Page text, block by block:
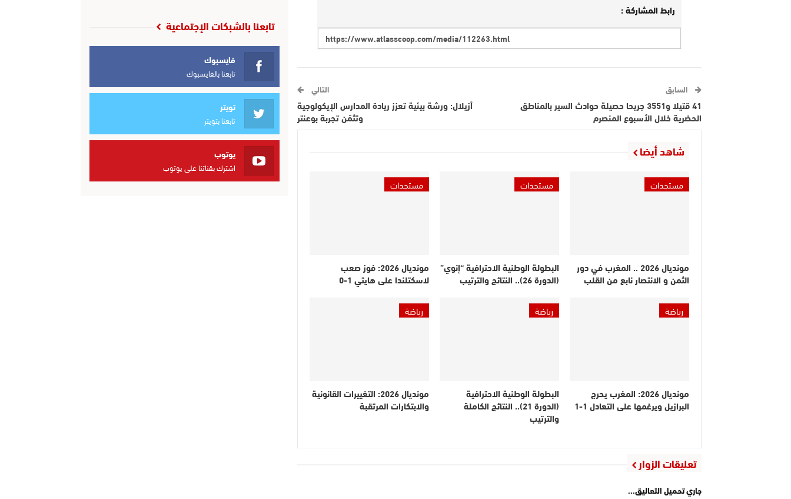
رابط المشاركة :
السابق
41 قتيلا و3551 جريحا حصيلة حوادث السير بالمناطق
الحضرية خلال الأسبوع المنصرم
التالي
أزيلال: ورشة بيئية تعزز ريادة المدارس الإيكولوجية
وتثمّن تجربة بوعنتر
شاهد أيضا
مستجدات
مونديال 2026 .. المغرب في دور
الثمن و الانتصار نابع من القلب
مستجدات
البطولة الوطنية الاحترافية “إنوي”
(الدورة 26).. النتائج والترتيب
مستجدات
مونديال 2026: فوز صعب
لاسكتلندا على هايتي 1-0
رياضة
مونديال 2026: المغرب يحرج
البرازيل ويرغمها على التعادل 1-1
رياضة
البطولة الوطنية الاحترافية
(الدورة 21).. النتائج الكاملة
والترتيب
رياضة
مونديال 2026: التغييرات القانونية
والابتكارات المرتقبة
تعليقات الزوار
جاري تحميل التعاليق...
تابعنا بالشبكات الإجتماعية
فايسبوك
تابعنا بالفايسبوك
تويتر
تابعنا بتويتر
يوتوب
اشترك بقناتنا على يوتوب